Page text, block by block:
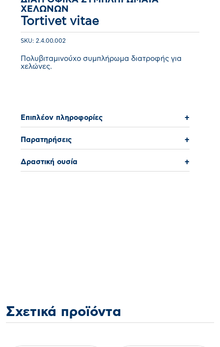
ΧΕΛΏΝΩΝ
Tortivet vitae
SKU: 2.4.00.002
Πολυβιταμινούχο συμπλήρωμα διατροφής για
χελώνες.
Επιπλέον πληροφορίες +
Παρατηρήσεις +
Δραστική ουσία +
Σχετικά προϊόντα